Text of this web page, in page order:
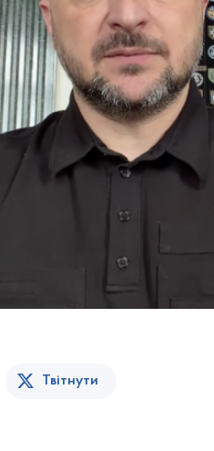
Твітнути